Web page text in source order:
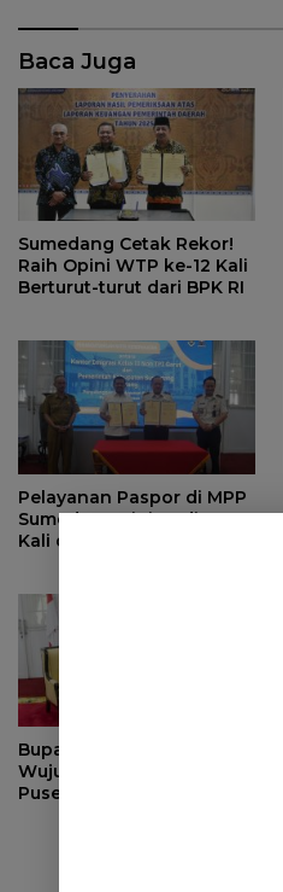
Baca Juga
Sumedang Cetak Rekor!
Raih Opini WTP ke-12 Kali
Berturut-turut dari BPK RI
Pelayanan Paspor di MPP
Sumedang Kini Hadir Dua
Kali dalam Sepekan
Bupati Berkomitmen
Wujudkan Sumedang
Puseur Budaya Sunda